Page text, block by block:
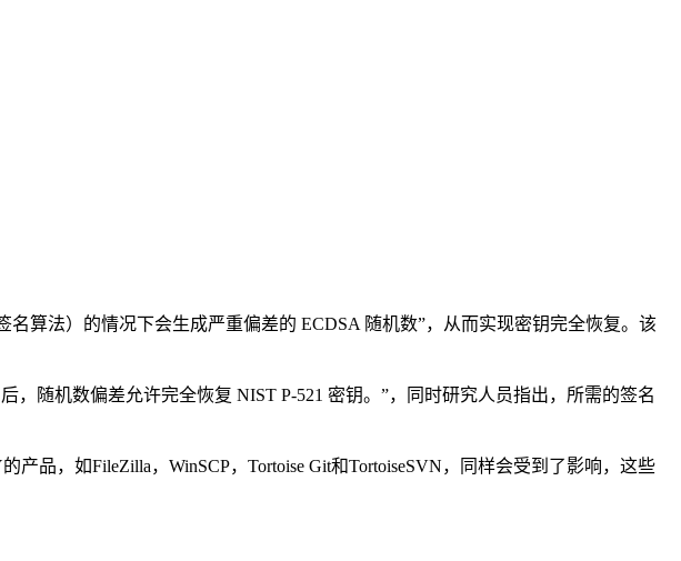
算法）的情况下会生成严重偏差的 ECDSA 随机数”，从而实现密钥完全恢复。该
随机数偏差允许完全恢复 NIST P-521 密钥。”，同时研究人员指出，所需的签名
品，如FileZilla，WinSCP，Tortoise Git和TortoiseSVN，同样会受到了影响，这些